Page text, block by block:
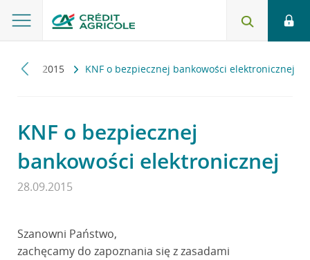
2015 KNF o bezpiecznej bankowości elektronicznej
KNF o bezpiecznej
bankowości elektronicznej
28.09.2015
Szanowni Państwo,
zachęcamy do zapoznania się z zasadami